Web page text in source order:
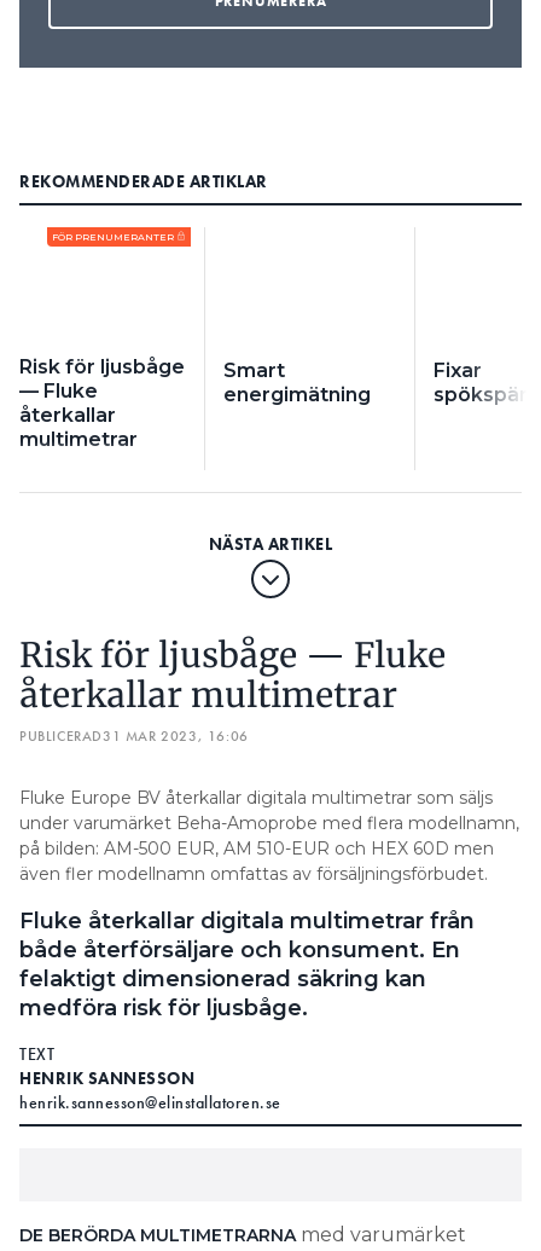
REKOMMENDERADE ARTIKLAR
FÖR PRENUMERANTER
Risk för ljusbåge
— Fluke
återkallar
multimetrar
Smart
energimätning
Fixar
Risk för ljusbåge — Fluke
återkallar multimetrar
PUBLICERAD31 MAR 2023, 16:06
Fluke Europe BV återkallar digitala multimetrar som säljs
under varumärket Beha-Amoprobe med flera modellnamn,
på bilden: AM-500 EUR, AM 510-EUR och HEX 60D men
även fler modellnamn omfattas av försäljningsförbudet.
Fluke återkallar digitala multimetrar från
både återförsäljare och konsument. En
felaktigt dimensionerad säkring kan
medföra risk för ljusbåge.
TEXT
HENRIK SANNESSON
henrik.sannesson@elinstallatoren.se
DE BERÖRDA MULTIMETRARNAmed varumärket